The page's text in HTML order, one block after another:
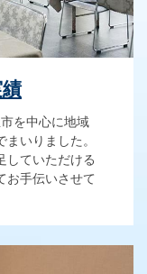
を中心に地域
いりました。
していただける
お手伝いさせて